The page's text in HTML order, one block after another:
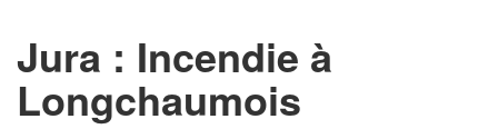
Jura : Incendie à
Longchaumois